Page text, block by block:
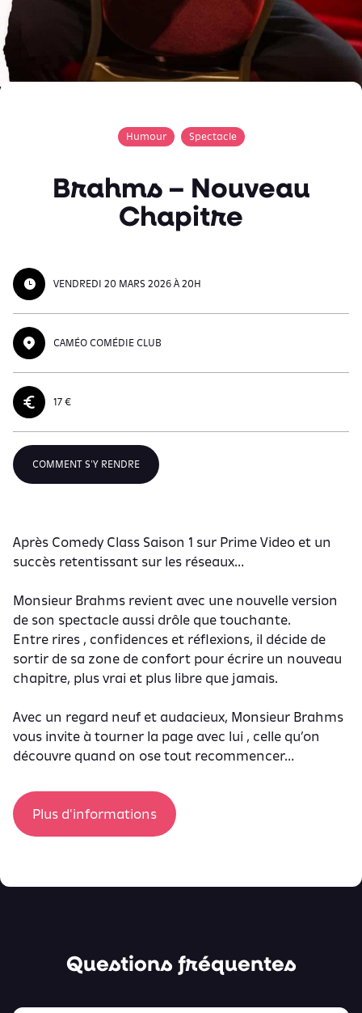
Humour Spectacle
Brahms – Nouveau
Chapitre
VENDREDI 20 MARS 2026 À 20H
CAMÉO COMÉDIE CLUB
17 €
COMMENT S'Y RENDRE
Après Comedy Class Saison 1 sur Prime Video et un
succès retentissant sur les réseaux…
Monsieur Brahms revient avec une nouvelle version
de son spectacle aussi drôle que touchante.
Entre rires , confidences et réflexions, il décide de
sortir de sa zone de confort pour écrire un nouveau
chapitre, plus vrai et plus libre que jamais.
Avec un regard neuf et audacieux, Monsieur Brahms
vous invite à tourner la page avec lui , celle qu’on
découvre quand on ose tout recommencer…
Plus d'informations
Questions fréquentes